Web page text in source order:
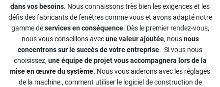
dans vos besoins. Nous connaissons très bien les exigences et les
défis des fabricants de fenêtres comme vous et avons adapté notre
gamme deservices en conséquence. Dès le premier rendez-vous,
nous vous conseillons avecune valeur ajoutée, nousnous
concentrons sur le succès de votre entreprise. Si vous nous
choisissez, une équipe de projet vous accompagnera lors de la
mise en œuvre du système. Nous vous aiderons avec les réglages
de la machine , comment utiliser le logiciel de construction de